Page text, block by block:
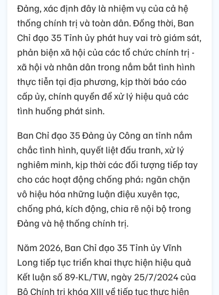
Đảng, xác định đây là nhiệm vụ của cả hệ
thống chính trị và toàn dân. Đồng thời, Ban
Chỉ đạo 35 Tỉnh ủy phát huy vai trò giám sát,
phản biện xã hội của các tổ chức chính trị -
xã hội và nhân dân trong nắm bắt tình hình
thực tiễn tại địa phương, kịp thời báo cáo
cấp ủy, chính quyền để xử lý hiệu quả các
tình huống phát sinh.
Ban Chỉ đạo 35 Đảng ủy Công an tỉnh nắm
chắc tình hình, quyết liệt đấu tranh, xử lý
nghiêm minh, kịp thời các đối tượng tiếp tay
cho các hoạt động chống phá; ngăn chặn
vô hiệu hóa những luận điệu xuyên tạc,
chống phá, kích động, chia rẽ nội bộ trong
Đảng và hệ thống chính trị.
Năm 2026, Ban Chỉ đạo 35 Tỉnh ủy Vĩnh
Long tiếp tục triển khai thực hiện hiệu quả
Kết luận số 89-KL/TW, ngày 25/7/2024 của
Bộ Chính trị khóa XIII về tiếp tục thực hiện